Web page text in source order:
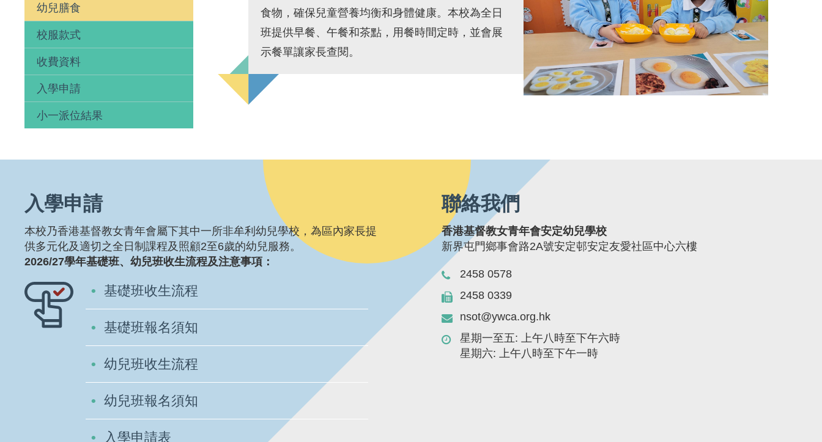
幼兒膳食
校服款式
收費資料
入學申請
小一派位結果
食物，確保兒童營養均衡和身體健康。本校為全日
班提供早餐、午餐和茶點，用餐時間定時，並會展
示餐單讓家長查閱。
入學申請
本校乃香港基督教女青年會屬下其中一所非牟利幼兒學校，為區內家長提
供多元化及適切之全日制課程及照顧2至6歲的幼兒服務。
2026/27學年基礎班、幼兒班收生流程及注意事項：
基礎班收生流程
基礎班報名須知
幼兒班收生流程
幼兒班報名須知
入學申請表
聯絡我們
香港基督教女青年會安定幼兒學校
新界屯門鄉事會路2A號安定邨安定友愛社區中心六樓
2458 0578
2458 0339
nsot@ywca.org.hk
星期一至五: 上午八時至下午六時
星期六: 上午八時至下午一時